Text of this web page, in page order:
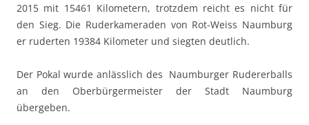
2015 mit 15461 Kilometern, trotzdem reicht es nicht für
den Sieg. Die Ruderkameraden von Rot-Weiss Naumburg
er ruderten 19384 Kilometer und siegten deutlich.
Der Pokal wurde anlässlich des Naumburger Rudererballs
an den Oberbürgermeister der Stadt Naumburg
übergeben.